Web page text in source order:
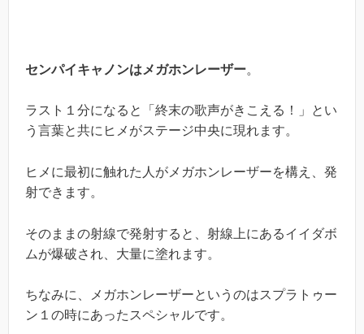
センパイキャノンはメガホンレーザー。
ラスト１分になると「終末の歌声がきこえる！」とい
う言葉と共にヒメがステージ中央に現れます。
ヒメに最初に触れた人がメガホンレーザーを構え、発
射できます。
そのままの射線で発射すると、射線上にあるイイダボ
ムが爆破され、大量に塗れます。
ちなみに、メガホンレーザーというのはスプラトゥー
ン１の時にあったスペシャルです。